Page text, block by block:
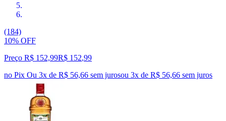
(184)
10% OFF
Preço R$ 152,99R$ 152,99
no Pix Ou 3x de R$ 56,66 sem jurosou 3x de R$ 56,66 sem juros